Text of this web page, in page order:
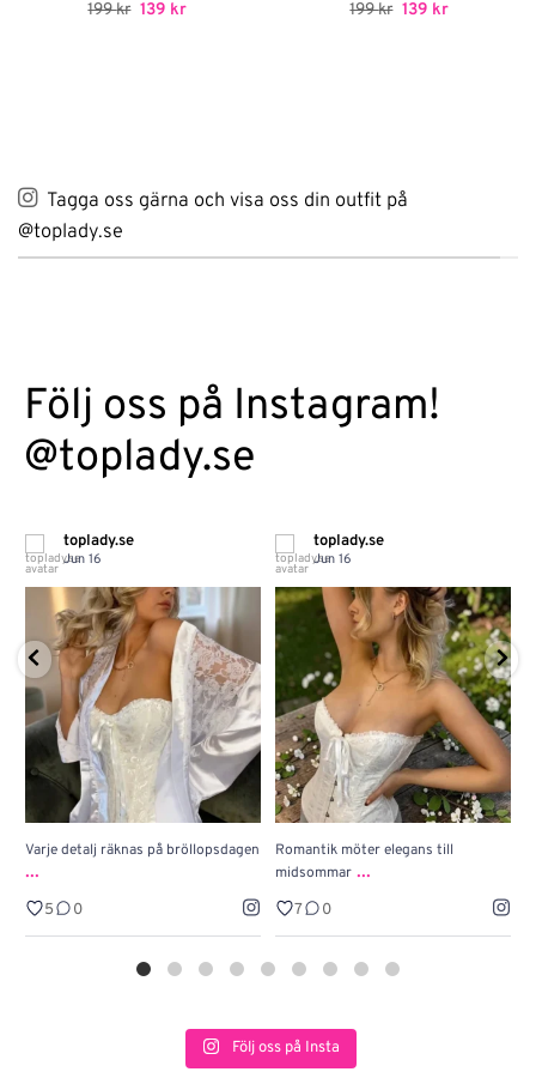
Betygsatt5
199kr Det
139 krDet
Betygsatt
199kr Det
139 krDet
Tagga oss gärna och visa oss din outfit på
@toplady.se
Följ oss på Instagram!
@toplady.se
toplady.se
Jun 16
Varje detalj räknas på bröllopsdagen
...
5 0
toplady.se
Jun 16
Romantik möter elegans till
midsommar ...
7 0
Följ oss på Insta